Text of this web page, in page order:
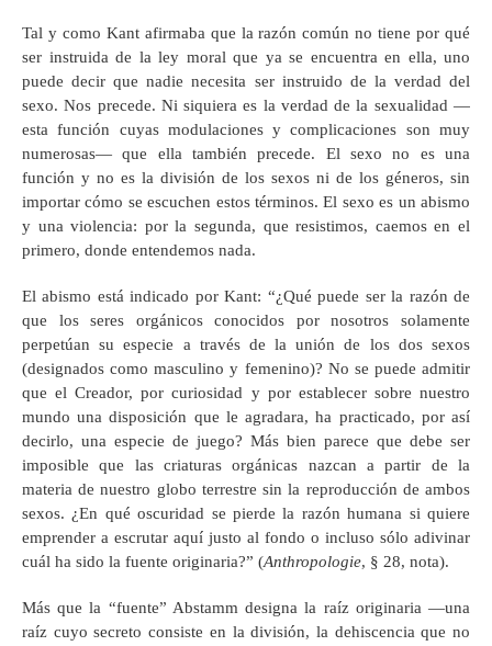
Tal y como Kant afirmaba que la razón común no tiene por qué
ser instruida de la ley moral que ya se encuentra en ella, uno
puede decir que nadie necesita ser instruido de la verdad del
sexo. Nos precede. Ni siquiera es la verdad de la sexualidad —
esta función cuyas modulaciones y complicaciones son muy
numerosas— que ella también precede. El sexo no es una
función y no es la división de los sexos ni de los géneros, sin
importar cómo se escuchen estos términos. El sexo es un abismo
y una violencia: por la segunda, que resistimos, caemos en el
primero, donde entendemos nada.
El abismo está indicado por Kant: “¿Qué puede ser la razón de
que los seres orgánicos conocidos por nosotros solamente
perpetúan su especie a través de la unión de los dos sexos
(designados como masculino y femenino)? No se puede admitir
que el Creador, por curiosidad y por establecer sobre nuestro
mundo una disposición que le agradara, ha practicado, por así
decirlo, una especie de juego? Más bien parece que debe ser
imposible que las criaturas orgánicas nazcan a partir de la
materia de nuestro globo terrestre sin la reproducción de ambos
sexos. ¿En qué oscuridad se pierde la razón humana si quiere
emprender a escrutar aquí justo al fondo o incluso sólo adivinar
cuál ha sido la fuente originaria?” (Anthropologie, § 28, nota).
Más que la “fuente” Abstamm designa la raíz originaria —una
raíz cuyo secreto consiste en la división, la dehiscencia que no